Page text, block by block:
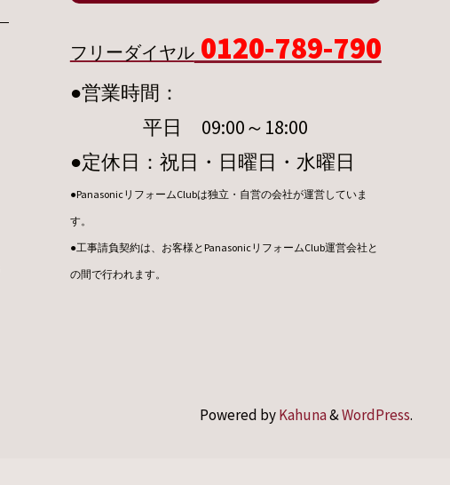
フリーダイヤル0120-789-790
●営業時間：
平日 09:00～18:00
●定休日：祝日・日曜日・水曜日
●PanasonicリフォームClubは独立・自営の会社が運営していま
す。
●工事請負契約は、お客様とPanasonicリフォームClub運営会社と
の間で行われます。
Powered byKahuna&WordPress.